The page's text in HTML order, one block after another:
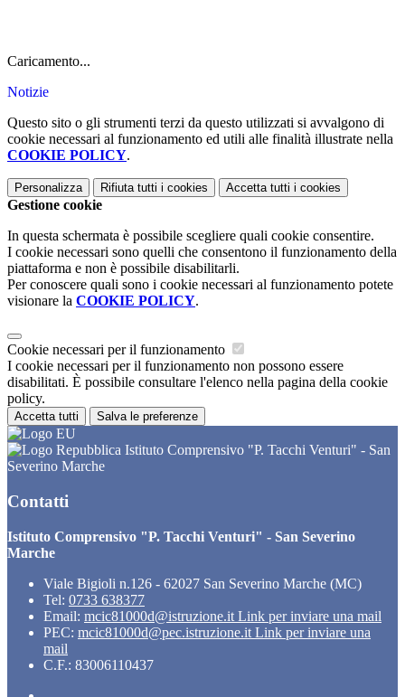
Caricamento...
Notizie
Questo sito o gli strumenti terzi da questo utilizzati si avvalgono di
cookie necessari al funzionamento ed utili alle finalità illustrate nella
COOKIE POLICY.
Personalizza Rifiuta tutti i cookies Accetta tutti i cookies
Gestione cookie
In questa schermata è possibile scegliere quali cookie consentire.
I cookie necessari sono quelli che consentono il funzionamento della
piattaforma e non è possibile disabilitarli.
Per conoscere quali sono i cookie necessari al funzionamento potete
visionare la COOKIE POLICY.
Cookie necessari per il funzionamento
I cookie necessari per il funzionamento non possono essere
disabilitati. È possibile consultare l'elenco nella pagina della cookie
policy.
Accetta tutti Salva le preferenze
Istituto Comprensivo "P. Tacchi Venturi" - San
Severino Marche
Contatti
Istituto Comprensivo "P. Tacchi Venturi" - San Severino
Marche
Viale Bigioli n.126 - 62027 San Severino Marche (MC)
Tel: 0733 638377
Email: mcic81000d@istruzione.it Link per inviare una mail
PEC: mcic81000d@pec.istruzione.it Link per inviare una
mail
C.F.: 83006110437